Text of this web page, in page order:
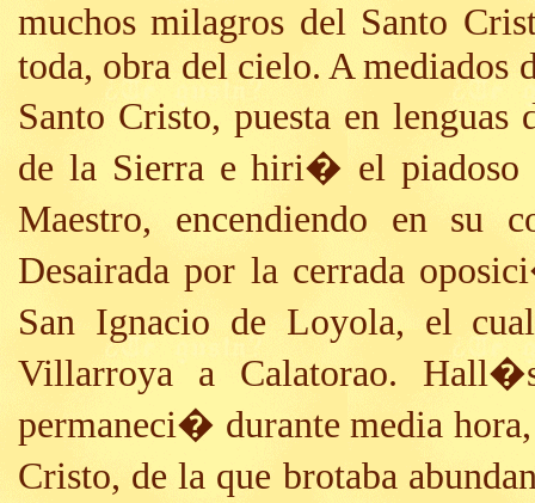
muchos milagros del Santo
toda, obra del cielo. A
Santo Cristo, puesta en
de la Sierra e hiri� el piadoso
Maestro, encendiendo en su
Desairada por la cerrada
San Ignacio de Loyola, el
Villarroya a Calatorao.
permaneci� durante media
Cristo, de la que brotaba